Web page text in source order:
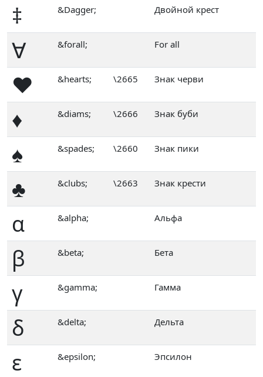
‡ &Dagger; Двойной крест
∀ &forall; For all
♥ &hearts; \2665 Знак черви
♦ &diams; \2666 Знак буби
♠ &spades; \2660 Знак пики
♣ &clubs; \2663 Знак крести
α &alpha; Альфа
β &beta; Бета
γ &gamma; Гамма
δ &delta; Дельта
ε &epsilon; Эпсилон